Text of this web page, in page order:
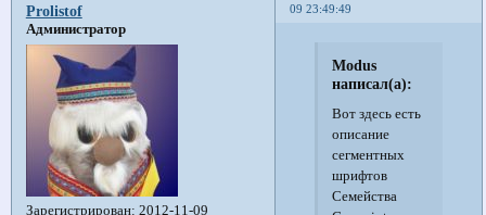
09 23:49:49
Prolistof
Администратор
Зарегистрирован: 2012-11-09
Modus
написал(а):
Вот здесь есть
описание
сегментных
шрифтов
Семейства